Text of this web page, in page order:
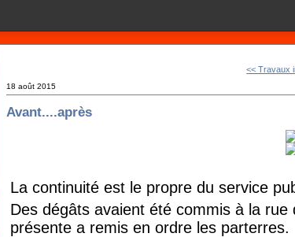
<< Travaux
18 août 2015
Avant....après
La continuité est le propre du service
Des dégâts avaient été commis à la
présente a remis en ordre les parterres.